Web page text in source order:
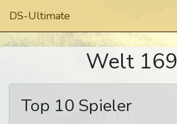
DS-Ultimate
Welt 169
Top 10 Spieler